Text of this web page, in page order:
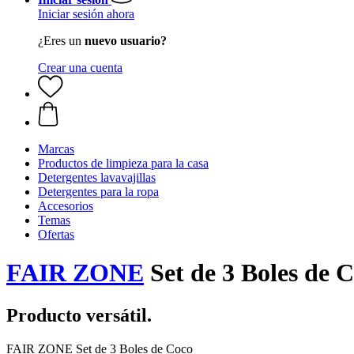
Iniciar sesión ahora
¿Eres un nuevo usuario?
Crear una cuenta
Marcas
Productos de limpieza para la casa
Detergentes lavavajillas
Detergentes para la ropa
Accesorios
Temas
Ofertas
FAIR ZONE Set de 3 Boles de
Producto versátil.
FAIR ZONE Set de 3 Boles de Coco